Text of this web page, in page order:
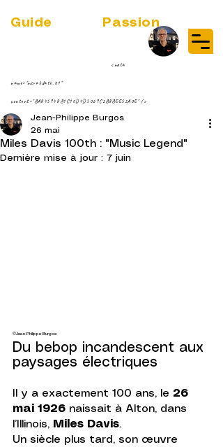
Guide Passion
<meta
name="msvalidate.01"
content="BA845948B1C10D4D5069C2B8BEE52A0E" />
Miles Davis 100th : "Music Legend"
Jean-Philippe Burgos
26 mai
Dernière mise à jour : 7 juin
©Jean-Philippe Burgos
Du bebop incandescent aux
paysages électriques
Il y a exactement 100 ans, le 26
mai 1926 naissait à Alton, dans
l’Illinois, Miles Davis.
Un siècle plus tard, son œuvre